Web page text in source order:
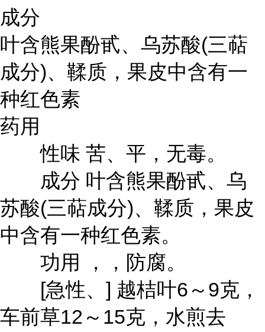
成分
叶含熊果酚甙、乌苏酸(三萜
成分)、鞣质，果皮中含有一
种红色素
药用
性味 苦、平，无毒。
成分 叶含熊果酚甙、乌
苏酸(三萜成分)、鞣质，果皮
中含有一种红色素。
功用 ，，防腐。
[急性、] 越桔叶6～9克，
车前草12～15克，水煎去